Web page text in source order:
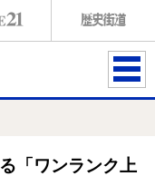
ME
「ワンランク上